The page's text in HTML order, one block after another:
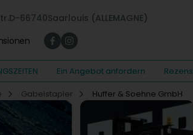
D-66740Saarlouis (ALLEMAGNE)
Ein Angebot anfordern
Gabelstapler Huffer & Soehne GmbH